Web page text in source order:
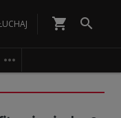
shopping_cart 
